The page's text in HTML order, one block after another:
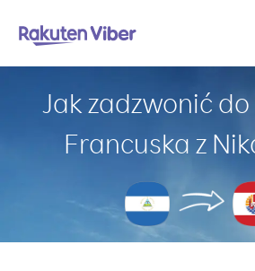
Jak zadzwonić
Francuska z